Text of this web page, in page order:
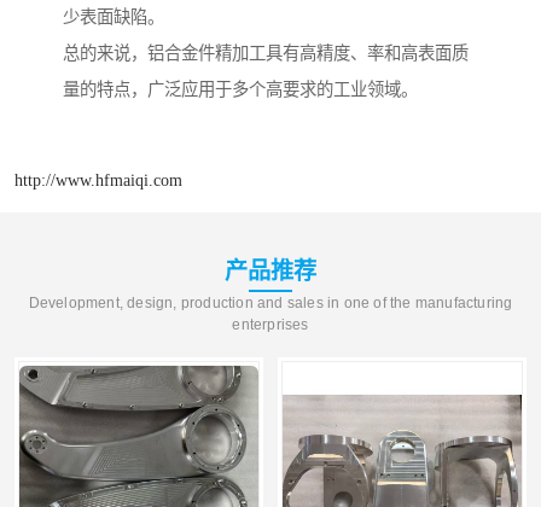
少表面缺陷。
总的来说，铝合金件精加工具有高精度、率和高表面质
量的特点，广泛应用于多个高要求的工业领域。
http://www.hfmaiqi.com
产品推荐
Development, design, production and sales in one of the manufacturing
enterprises